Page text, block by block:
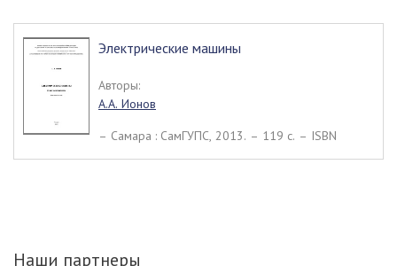
Электрические машины
Авторы:
А.А. Ионов
– Самара : СамГУПС, 2013. – 119 c. – ISBN
Наши партнеры